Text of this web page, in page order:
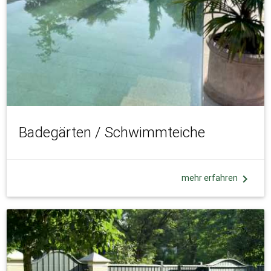
Badegärten / Schwimmteiche
mehr erfahren chevron_right